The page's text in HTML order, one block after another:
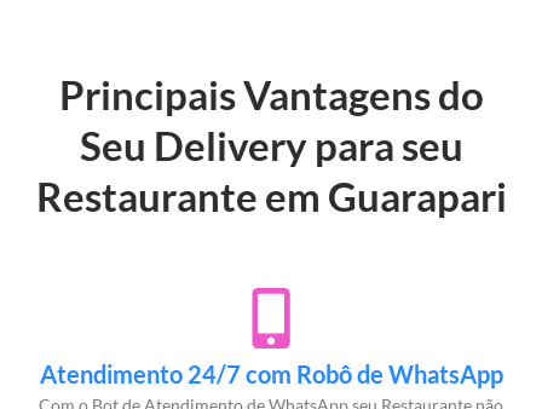
Principais Vantagens do
Seu Delivery para seu
Restaurante em Guarapari
Atendimento 24/7 com Robô de WhatsApp